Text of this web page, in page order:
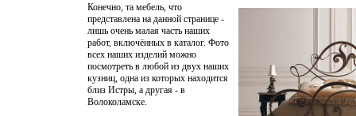
Конечно, та мебель, что
представлена на данной странице -
лишь очень малая часть наших
работ, включённых в каталог. Фото
всех наших изделий можно
посмотреть в любой из двух наших
кузниц, одна из которых находится
близ Истры, а другая - в
Волоколамске.